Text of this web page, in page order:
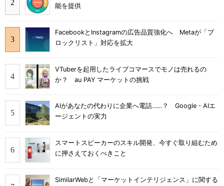
能を提供
FacebookとInstagramの広告品質強化へ Metaが「ブ
ロックリスト」対応を拡大
VTuberを起用したライブコマースでモノは売れるの
か？ au PAY マーケットの挑戦
AIがあなたの代わりに企業へ電話……？ Google・AIエ
ージェントの実力
スマートスピーカーのスキル開発、今すぐ取り組むため
に押さえておくべきこと
SimilarWebと「マーケットインテリジェンス」に関する